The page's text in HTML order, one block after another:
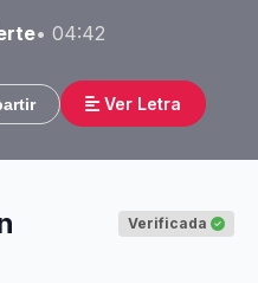
• 04:42
Ver Letra
Verificada